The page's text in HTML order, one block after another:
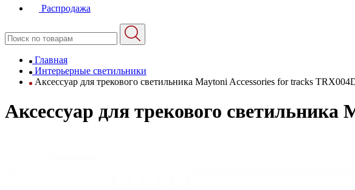
Распродажа
Главная
Интерьерные светильники
Аксессуар для трекового светильника Maytoni Accessories for tracks
Аксессуар для трекового